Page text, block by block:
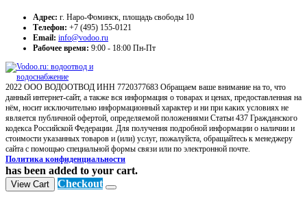
Адрес: г. Наро-Фоминск, площадь свободы 10
Телефон: +7 (495) 155-0121
Email: info@vodoo.ru
Рабочее время: 9:00 - 18:00 Пн-Пт
2022 ООО ВОДООТВОД ИНН 7720377683 Обращаем ваше внимание на то, что
данный интернет-сайт, а также вся информация о товарах и ценах, предоставленная на
нём, носит исключительно информационный характер и ни при каких условиях не
является публичной офертой, определяемой положениями Статьи 437 Гражданского
кодекса Российской Федерации. Для получения подробной информации о наличии и
стоимости указанных товаров и (или) услуг, пожалуйста, обращайтесь к менеджеру
сайта с помощью специальной формы связи или по электронной почте.
Политика конфиденциальности
has been added to your cart.
View Cart Checkout